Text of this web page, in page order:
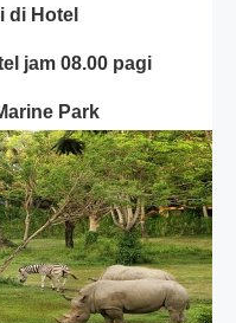
di Hotel
jam 08.00 pagi
Park